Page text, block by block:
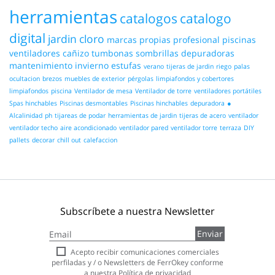
herramientas catalogos catalogo
digital jardin cloro marcas propias profesional piscinas
ventiladores cañizo tumbonas sombrillas depuradoras
mantenimiento invierno estufas verano tijeras de jardin riego palas
ocultacion brezos muebles de exterior pérgolas limpiafondos y cobertores
limpiafondos piscina Ventilador de mesa Ventilador de torre ventiladores portátiles
Spas hinchables Piscinas desmontables Piscinas hinchables depuradora ●
Alcalinidad ph tijareas de podar herramientas de jardin tijeras de acero ventilador
ventilador techo aire acondicionado ventilador pared ventilador torre terraza DIY
pallets decorar chill out calefaccion
Subscríbete a nuestra Newsletter
a
nuestro
boletín
de
Enviar
Acepto recibir comunicaciones comerciales
perfiladas y / o Newsletters de FerrOkey conforme
a nuestra Política de privacidad